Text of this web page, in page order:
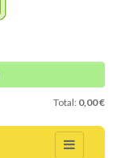
Total: 0,00 €